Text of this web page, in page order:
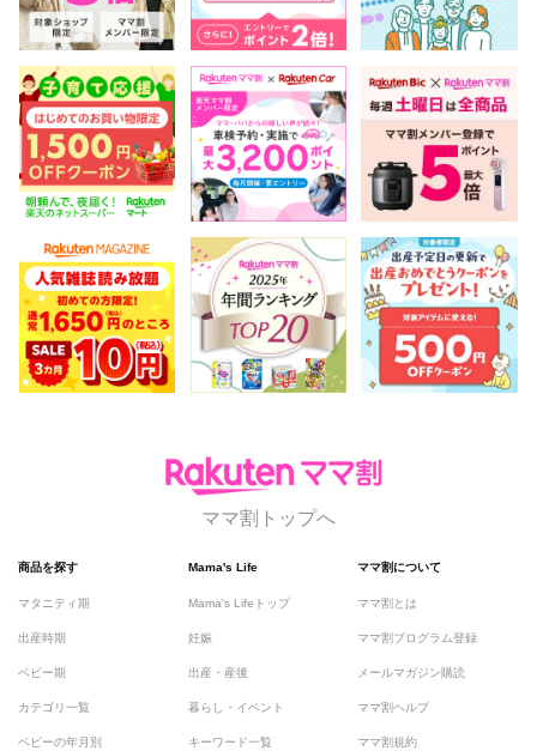
ママ割トップへ
商品を探す
マタニティ期
出産時期
ベビー期
カテゴリ一覧
ベビーの年月別
Mama's Life
Mama's Lifeトップ
妊娠
出産・産後
暮らし・イベント
キーワード一覧
ママ割について
ママ割とは
ママ割プログラム登録
メールマガジン購読
ママ割ヘルプ
ママ割規約